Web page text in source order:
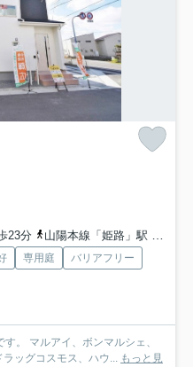
23分
山陽本線「姫路」駅 徒歩55分
専用庭
バリアフリー
。 マルアイ、ボンマルシェ、
ッグコスモス、ハウ... もっと見